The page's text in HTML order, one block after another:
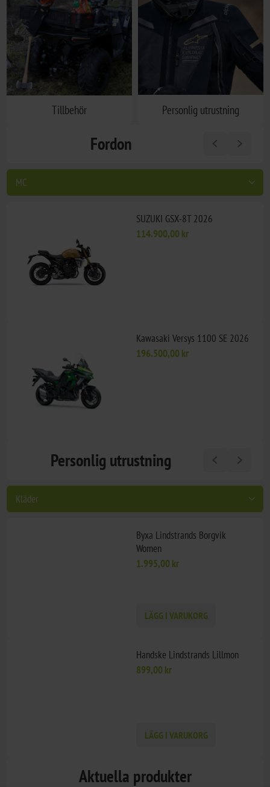
Tillbehör Personlig utrustning
Fordon
SUZUKI GSX-8T 2026
114.900,00 kr
Kawasaki Versys 1100 SE 2026
196.500,00 kr
Personlig utrustning
Byxa Lindstrands Borgvik
Women
1.995,00 kr
LÄGG I VARUKORG
Handske Lindstrands Lillmon
899,00 kr
LÄGG I VARUKORG
Aktuella produkter